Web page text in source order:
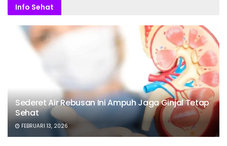
Info Sehat
Sederet Air Rebusan Ini Ampuh Jaga Ginjal Tetap
Sehat
FEBRUARI 13, 2026